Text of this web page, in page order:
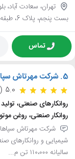
تهران، سعادت آباد،
بست پنجم، پلاک 6، طبقه دوم و سوم
تماس
5. شرکت مهرتاش
5.0 (1 نظر)
روانکارهای صنعتی،
روانکار صنعتی، روغن
شرکت مهرتاش
سالیانه ۱۱۰،۰۰۰ تن م...